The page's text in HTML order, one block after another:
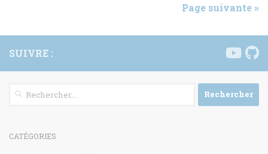
Page suivante »
SUIVRE :
Rechercher :
CATÉGORIES